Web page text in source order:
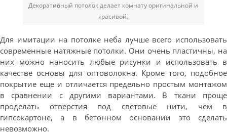
Декоративный потолок делает комнату оригинальной и
красивой.
Для имитации на потолке неба лучше всего использовать
современные натяжные потолки. Они очень пластичны, на
них можно наносить любые рисунки и использовать в
качестве основы для оптоволокна. Кроме того, подобное
покрытие еще и отличается предельно простым монтажом
в сравнении с другими вариантами. В ткани проще
проделать отверстия под световые нити, чем в
гипсокартоне, а в бетонном основании это сделать
невозможно.